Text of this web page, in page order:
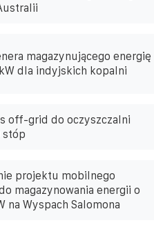
magazynującego energię
dla indyjskich kopalni
off-grid do oczyszczalni
stóp
projektu mobilnego
magazynowania energii o
na Wyspach Salomona